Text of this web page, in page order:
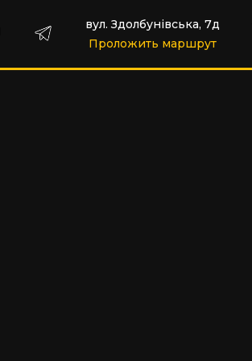
вул. Здолбунівська, 7д
Проложить маршрут